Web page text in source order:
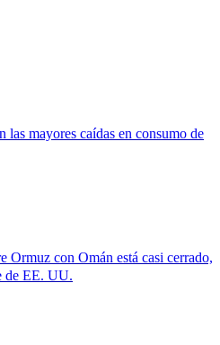
mayores caídas en consumo de
Ormuz con Omán está casi cerrado,
de EE. UU.